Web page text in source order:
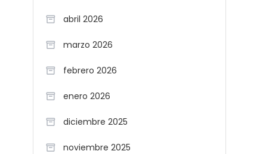
abril 2026
marzo 2026
febrero 2026
enero 2026
diciembre 2025
noviembre 2025